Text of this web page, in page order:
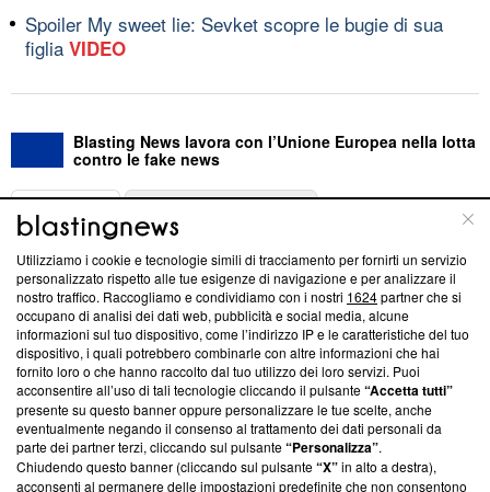
Spoiler My sweet lie: Sevket scopre le bugie di sua
figlia VIDEO
Blasting News lavora con l’Unione Europea nella lotta
contro le fake news
ABOUT
Questa sezione offre informazioni trasparenti su Blasting
News, sui nostri processi editoriali e su come ci impegniamo a
creare news di qualità. Inoltre, afferma la nostra aderenza a
‘Trust Project - News with Integrity’Blasting News non è
ancora membro del programma, ma ha richiesto di farne
parte; Trust Project non ha ancora effettuato una verifica di
conformità agli standard.
Su di noi
Utilizziamo i cookie e tecnologie simili di tracciamento per fornirti un servizio
personalizzato rispetto alle tue esigenze di navigazione e per analizzare il
nostro traffico. Raccogliamo e condividiamo con i nostri 1624partner che si
occupano di analisi dei dati web, pubblicità e social media, alcune
informazioni sul tuo dispositivo, come l’indirizzo IP e le caratteristiche del tuo
dispositivo, i quali potrebbero combinarle con altre informazioni che hai
fornito loro o che hanno raccolto dal tuo utilizzo dei loro servizi. Puoi
acconsentire all’uso di tali tecnologie cliccando il pulsante“Accetta tutti”
presente su questo banner oppure personalizzare le tue scelte, anche
eventualmente negando il consenso al trattamento dei dati personali da
parte dei partner terzi, cliccando sul pulsante“Personalizza”.
Chiudendo questo banner (cliccando sul pulsante“X”in alto a destra),
acconsenti al permanere delle impostazioni predefinite che non consentono